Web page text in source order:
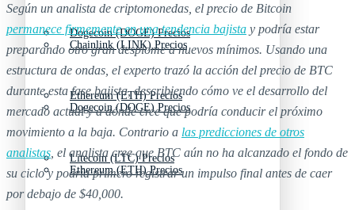
Dogecoin (DOGE) Precios
Ethereum (ETH) Precios
Litecoin (LTC) Precios
Chainlink (LINK) Precios
Dogecoin (DOGE) Precios
Ethereum (ETH) Precios
Según un analista de criptomonedas, el precio de Bitcoin
permanece firmemente en una tendencia bajista y podría estar
preparando otro gran desplome a nuevos mínimos. Usando una
estructura de ondas, el experto trazó la acción del precio de BTC
durante esta fase bajista, describiendo cómo ve el desarrollo del
mercado actual y a dónde cree que podría conducir el próximo
movimiento a la baja. Contrario a las predicciones de otros
analistas , el analista cree que BTC aún no ha alcanzado el fondo de
su ciclo y podría primero registrar un impulso final antes de caer
por debajo de $40,000.